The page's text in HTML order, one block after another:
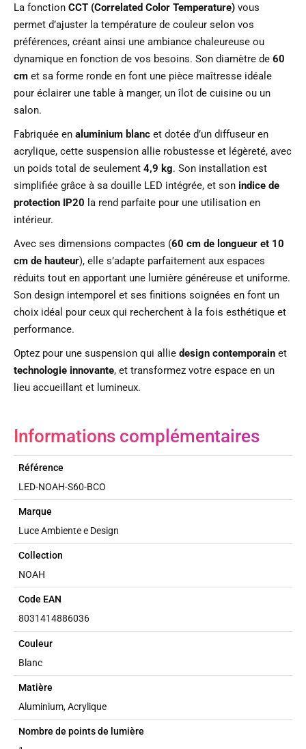
La fonction CCT (Correlated Color Temperature) vous
permet d’ajuster la température de couleur selon vos
préférences, créant ainsi une ambiance chaleureuse ou
dynamique en fonction de vos besoins. Son diamètre de 60
cm et sa forme ronde en font une pièce maîtresse idéale
pour éclairer une table à manger, un îlot de cuisine ou un
salon.
Fabriquée en aluminium blanc et dotée d’un diffuseur en
acrylique, cette suspension allie robustesse et légèreté, avec
un poids total de seulement 4,9 kg. Son installation est
simplifiée grâce à sa douille LED intégrée, et son indice de
protection IP20 la rend parfaite pour une utilisation en
intérieur.
Avec ses dimensions compactes (60 cm de longueur et 10
cm de hauteur), elle s’adapte parfaitement aux espaces
réduits tout en apportant une lumière généreuse et uniforme.
Son design intemporel et ses finitions soignées en font un
choix idéal pour ceux qui recherchent à la fois esthétique et
performance.
Optez pour une suspension qui allie design contemporain et
technologie innovante, et transformez votre espace en un
lieu accueillant et lumineux.
Informations complémentaires
Référence
LED-NOAH-S60-BCO
Marque
Luce Ambiente e Design
Collection
NOAH
Code EAN
8031414886036
Couleur
Blanc
Matière
Aluminium, Acrylique
Nombre de points de lumière